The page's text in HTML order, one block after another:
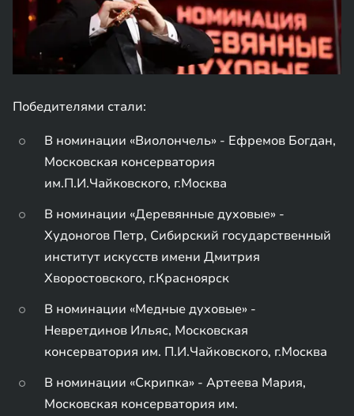
Победителями стали:
В номинации «Виолончель» - Ефремов Богдан,
Московская консерватория
им.П.И.Чайковского, г.Москва
В номинации «Деревянные духовые» -
Худоногов Петр, Сибирский государственный
институт искусств имени Дмитрия
Хворостовского, г.Красноярск
В номинации «Медные духовые» -
Невретдинов Ильяс, Московская
консерватория им. П.И.Чайковского, г.Москва
В номинации «Скрипка» - Артеева Мария,
Московская консерватория им.